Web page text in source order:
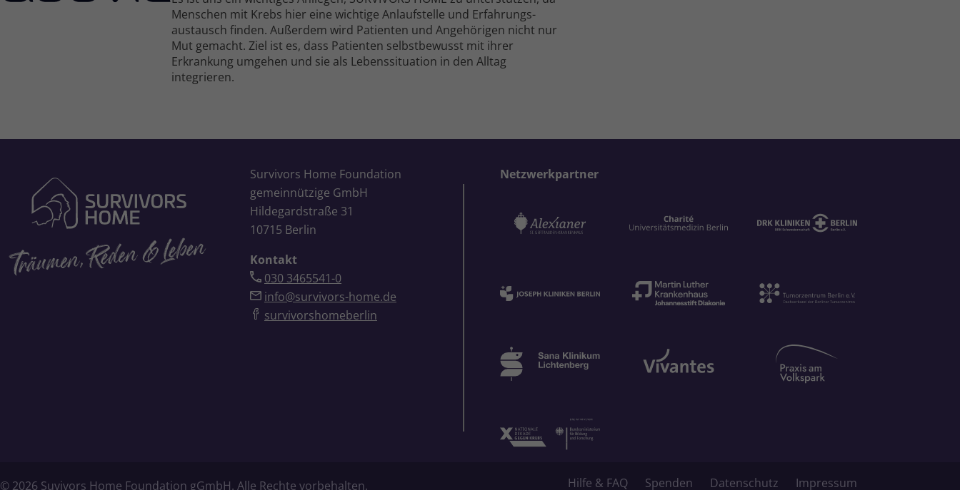
Menschen mit Krebs hier eine wichtige Anlauf­stelle und Erfahrungs­
austausch finden. Außerdem wird Patienten und Ange­hörigen nicht nur
Mut gemacht. Ziel ist es, dass Patienten selbst­bewusst mit ihrer
Erkrankung umgehen und sie als Lebens­situation in den Alltag
integrieren.
Survivors Home Foundation
gemeinnützige GmbH
Hildegardstraße 31
10715 Berlin
Kontakt
030 3465541-0
info@survivors-home.de
survivorshomeberlin
Netzwerkpartner
© 2026 Suvivors Home Foundation gGmbH. Alle Rechte vorbehalten. Hilfe & FAQ Spenden Datenschutz Impressum